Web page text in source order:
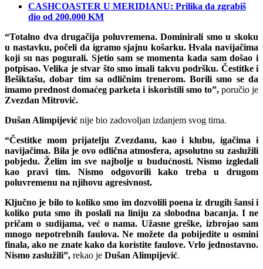
CASHCOASTER U MERIDIANU: Prilika da zgrabiš
dio od 200.000 KM
“Totalno dva drugačija poluvremena. Dominirali smo u skoku
u nastavku, počeli da igramo sjajnu košarku. Hvala navijačima
koji su nas pogurali. Sjetio sam se momenta kada sam došao i
potpisao. Velika je stvar što smo imali takvu podršku. Čestitke i
Bešiktašu, dobar tim sa odličnim trenerom. Borili smo se da
imamo prednost domaćeg parketa i iskoristili smo to”,poručio je
Zvezdan Mitrović.
Dušan Alimpijević nije bio zadovoljan izdanjem svog tima.
“Čestitke mom prijatelju Zvezdanu, kao i klubu, igačima i
navijačima. Bila je ovo odlična atmosfera, apsolutno su zaslužili
pobjedu. Želim im sve najbolje u budućnosti. Nismo izgledali
kao pravi tim. Nismo odgovorili kako treba u drugom
poluvremenu na njihovu agresivnost.
Ključno je bilo to koliko smo im dozvolili poena iz drugih šansi i
koliko puta smo ih poslali na liniju za slobodna bacanja. I ne
pričam o sudijama, već o nama. Užasne greške, izbrojao sam
mnogo nepotrebnih faulova. Ne možete da pobijedite u osmini
finala, ako ne znate kako da koristite faulove. Vrlo jednostavno.
Nismo zaslužili”, rekao je Dušan Alimpijević.